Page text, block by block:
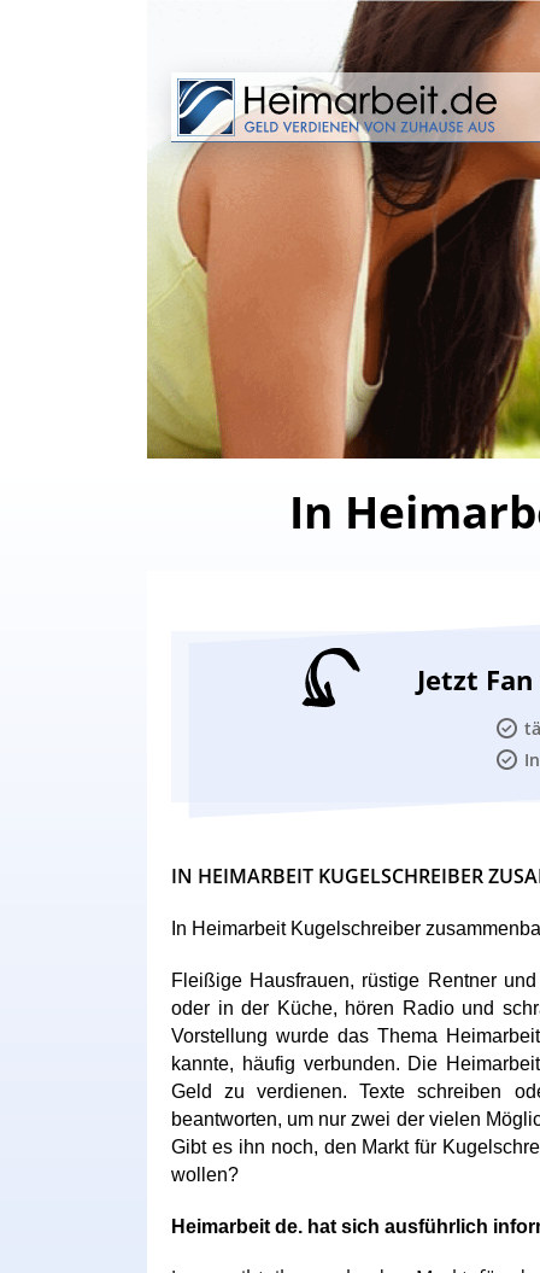
In
Jetzt
IN HEIMARBEIT KUGELSCHREIBER
In Heimarbeit Kugelschreiber
Fleißige Hausfrauen, rüstige Rentner
oder in der Küche, hören Radio und
Vorstellung wurde das Thema
kannte, häufig verbunden. Die
Geld zu verdienen. Texte schreiben
beantworten, um nur zwei der vielen
Gibt es ihn noch, den Markt für
wollen?
Heimarbeit de. hat sich ausführlich